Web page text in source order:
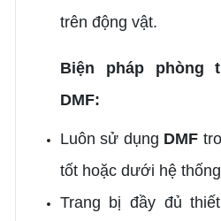
trên động vật.
Biện pháp phòng
DMF:
Luôn sử dụng DMF
tốt hoặc dưới hệ
Trang bị đầy đủ